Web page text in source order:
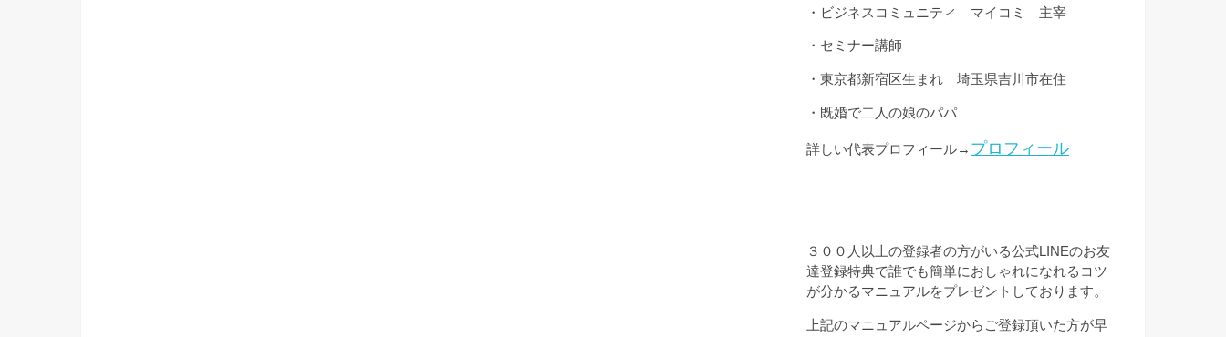
・ビジネスコミュニティ マイコミ 主宰
・セミナー講師
・東京都新宿区生まれ 埼玉県吉川市在住
・既婚で二人の娘のパパ
詳しい代表プロフィール→ プロフィール
３００人以上の登録者の方がいる公式LINEのお友
達登録特典で誰でも簡単におしゃれになれるコツ
が分かるマニュアルをプレゼントしております。
上記のマニュアルページからご登録頂いた方が早